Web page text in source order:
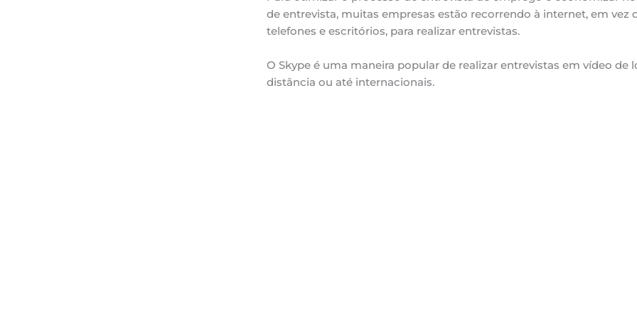
de entrevista, muitas empresas estão recorrendo à internet, em vez
telefones e escritórios, para realizar entrevistas.
O Skype é uma maneira popular de realizar entrevistas em vídeo de
distância ou até internacionais.